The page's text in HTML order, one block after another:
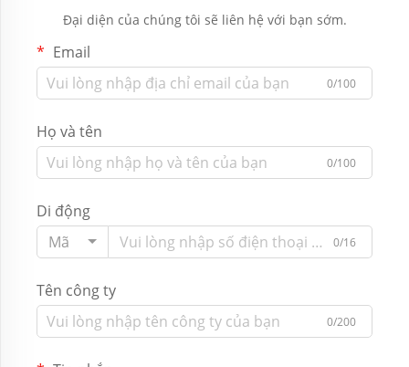
Đại diện của chúng tôi sẽ liên hệ với bạn sớm.
Email
0/100
Họ và tên
0/100
Di động
Mã
0/16
Tên công ty
0/200